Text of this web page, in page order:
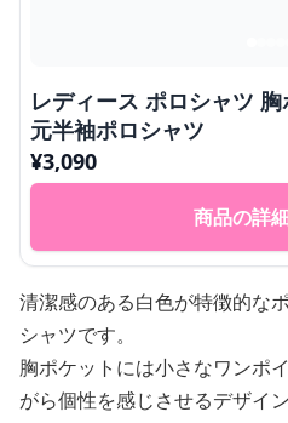
レディース ポロシャツ
元半袖ポロシャツ
¥3,090
商品の詳
清潔感のある白色が特徴的な
シャツです。
胸ポケットには小さなワンポ
がら個性を感じさせるデザイ